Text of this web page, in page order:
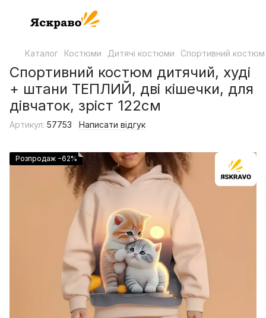
Каталог Костюми Дитячі костюми Спортивний костюм
Спортивний костюм дитячий, худі
+ штани ТЕПЛИЙ, дві кішечки, для
дівчаток, зріст 122см
Артикул: 57753 Написати відгук
Розпродаж −62%